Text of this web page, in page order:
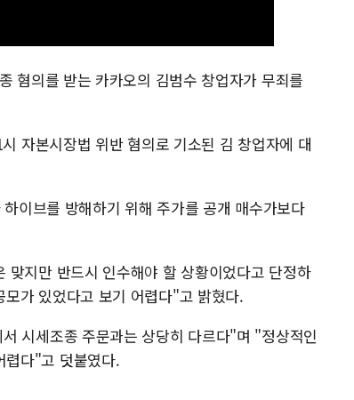
혐의를 받는 카카오의 김범수 창업자가 무죄를
자본시장법 위반 혐의로 기소된 김 창업자에 대
이브를 방해하기 위해 주가를 공개 매수가보다
지만 반드시 인수해야 할 상황이었다고 단정하
가 있었다고 보기 어렵다"고 밝혔다.
시세조종 주문과는 상당히 다르다"며 "정상적인
렵다"고 덧붙였다.